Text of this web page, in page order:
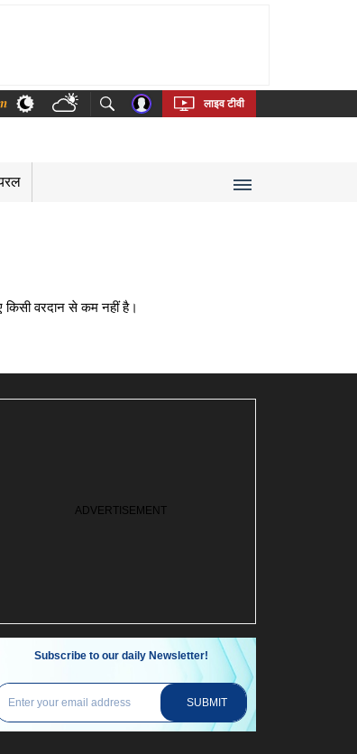
Telugu Tamil Kannada Malayalam
लाइव टीवी
वरदान से कम नहीं है।
Subscribe to our daily Newsletter!
SUBMIT